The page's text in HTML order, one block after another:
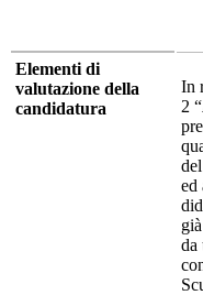
Elementi di
valutazione della
candidatura
In
2 “
ed
da